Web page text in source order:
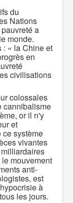
du
Nations
a
monde.
: « la Chine et
en
civilisations
colossales
cannibalisme
or il n'y
et
ce système
vivantes
mouvement
anti-
est
à
les jours.